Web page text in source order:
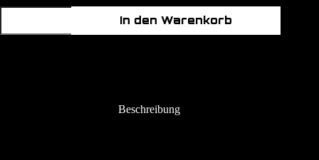
Forward
Bi-
In den Warenkorb
Beschreibung